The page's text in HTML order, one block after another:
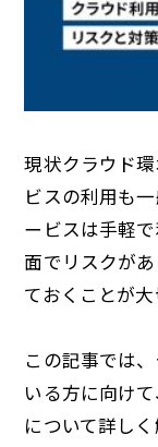
現状クラウド
ビスの利用も
ービスは手軽
面でリスクが
ておくことが大
この記事では
いる方に向け
について詳しく